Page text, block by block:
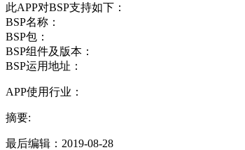
此APP对BSP支持如下：
BSP名称：
BSP包：
BSP组件及版本：
BSP运用地址：
APP使用行业：
摘要:
最后编辑： 2019-08-28